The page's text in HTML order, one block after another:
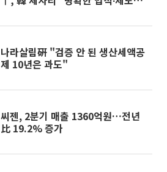
나라살림硏 "검증 안 된 생산세액공
제 10년은 과도"
씨젠, 2분기 매출 1360억원…전년
比 19.2% 증가